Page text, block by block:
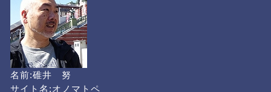
名前:碓井 努
サイト名:オノマトペ